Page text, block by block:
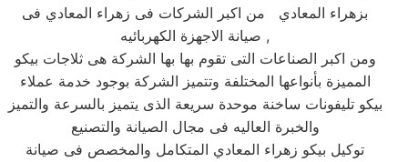
بزهراء المعادي من اكبر الشركات فى زهراء المعادي فى
صيانة الاجهزة الكهربائيه ,
ومن اكبر الصناعات التى تقوم بها بها الشركة هى ثلاجات بيكو
المميزة بأنواعها المختلفة وتتميز الشركة بوجود خدمة عملاء
بيكو تليفونات ساخنة موحدة سريعة الذى يتميز بالسرعة والتميز
والخبرة العاليه فى مجال الصيانة والتصنيع
توكيل بيكو زهراء المعادي المتكامل والمخصص فى صيانة